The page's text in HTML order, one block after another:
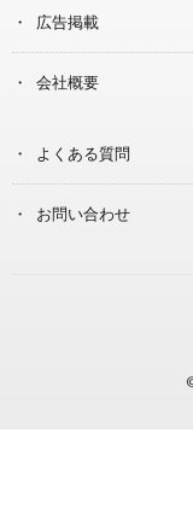
広告掲載
会社概要
よくある質問
お問い合わせ